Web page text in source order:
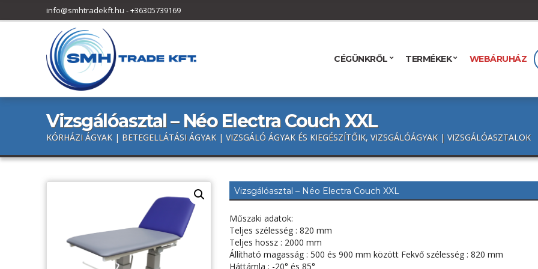
info@smhtradekft.hu -+36305739169
f
CÉGÜNKRŐL TERMÉKEK WEBÁRUHÁZ
Vizsgálóasztal – Néo Electra Couch XXL
KÓRHÁZI ÁGYAK | BETEGELLÁTÁSI ÁGYAK | VIZSGÁLÓ ÁGYAK ÉS KIEGÉSZÍTŐIK, VIZSGÁLÓÁGYAK | VIZSGÁLÓASZTALOK
Vizsgálóasztal – Néo Electra Couch XXL
Műszaki adatok:
Teljes szélesség : 820 mm
Teljes hossz : 2000 mm
Állítható magasság : 500 és 900 mm között Fekvő szélesség : 820 mm
Háttámla : -20° és 85°